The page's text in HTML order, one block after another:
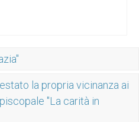
la propria vicinanza ai
"La carità in